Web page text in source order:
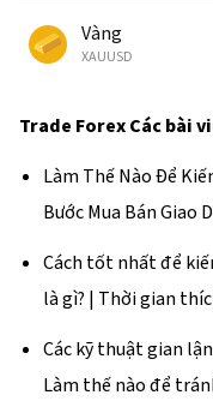
Vàng
XAUUSD
Trade ForexCác bài
Làm Thế Nào Để
Bước Mua Bán Giao
Cách tốt nhất để
là gì? | Thời gian
kiếm tiền
Các kỹ thuật gian
Làm thế nào để